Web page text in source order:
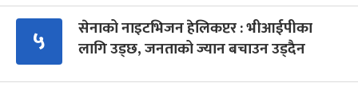
५
सेनाको नाइटभिजन हेलिकप्टर : भीआईपीका
लागि उड्छ, जनताको ज्यान बचाउन उड्दैन